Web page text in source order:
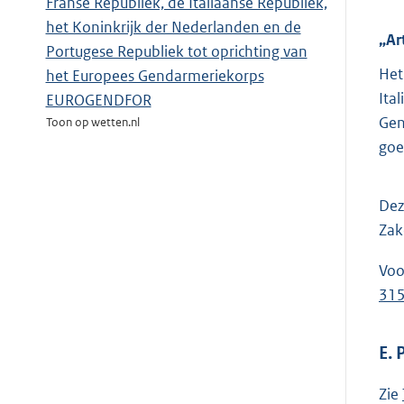
het Koninkrijk der Nederlanden en de
Portugese Republiek tot oprichting van
het Europees Gendarmeriekorps
EUROGENDFOR
Toon op wetten.nl
E.
Zie